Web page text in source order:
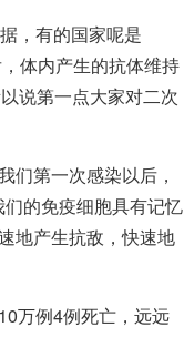
，有的国家呢是
体内产生的抗体维持
说第一点大家对二次
们第一次感染以后，
的免疫细胞具有记忆
地产生抗敌，快速地
万例4例死亡，远远